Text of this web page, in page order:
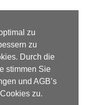
zu
zu
Durch die
stimmen Sie
und AGB’s
zu.